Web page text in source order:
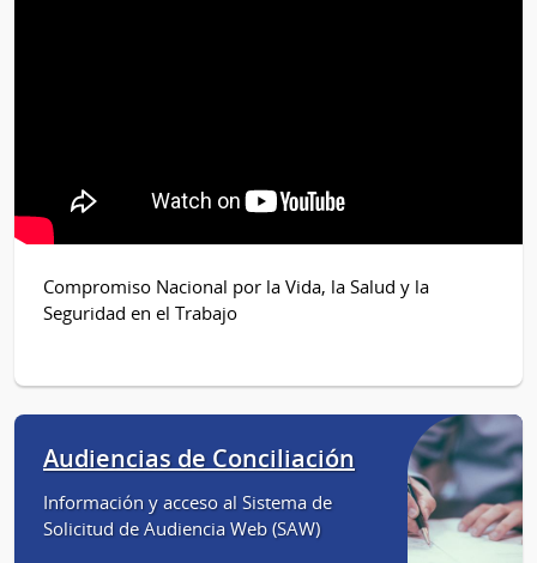
Compromiso Nacional por la Vida, la Salud y la
Seguridad en el Trabajo
Audiencias de Conciliación
Información y acceso al Sistema de
Solicitud de Audiencia Web (SAW)